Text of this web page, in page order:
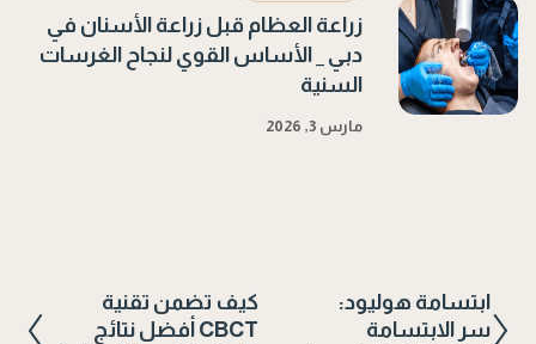
زراعة العظام قبل زراعة الأسنان في
دبي _ الأساس القوي لنجاح الغرسات
السنية
مارس 3, 2026
كيف تضمن تقنية
CBCT أفضل نتائج
ابتسامة هوليود:
سر الابتسامة